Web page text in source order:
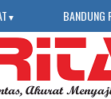
▼ BANDUNG